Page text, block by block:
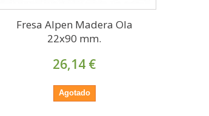
Fresa Alpen Madera Ola
22x90 mm.
26,14 €
Agotado